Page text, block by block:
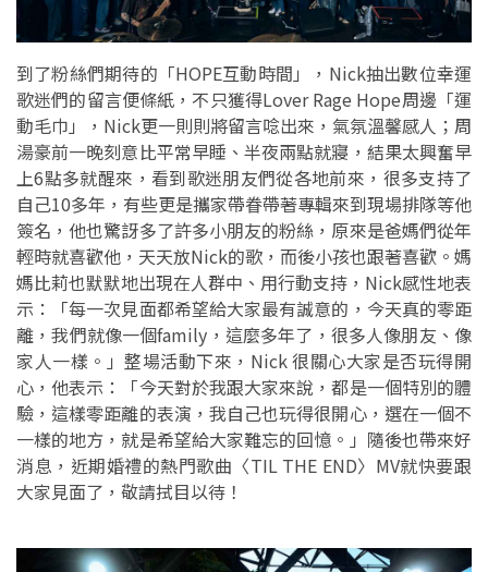
到了粉絲們期待的「HOPE互動時間」，Nick抽出數位幸運
歌迷們的留言便條紙，不只獲得Lover Rage Hope周邊「運
動毛巾」，Nick更一則則將留言唸出來，氣氛溫馨感人；周
湯豪前一晚刻意比平常早睡、半夜兩點就寢，結果太興奮早
上6點多就醒來，看到歌迷朋友們從各地前來，很多支持了
自己10多年，有些更是攜家帶眷帶著專輯來到現場排隊等他
簽名，他也驚訝多了許多小朋友的粉絲，原來是爸媽們從年
輕時就喜歡他，天天放Nick的歌，而後小孩也跟著喜歡。媽
媽比莉也默默地出現在人群中、用行動支持，Nick感性地表
示：「每一次見面都希望給大家最有誠意的，今天真的零距
離，我們就像一個family，這麼多年了，很多人像朋友、像
家人一樣。」整場活動下來，Nick 很關心大家是否玩得開
心，他表示：「今天對於我跟大家來說，都是一個特別的體
驗，這樣零距離的表演，我自己也玩得很開心，選在一個不
一樣的地方，就是希望給大家難忘的回憶。」隨後也帶來好
消息，近期婚禮的熱門歌曲〈TIL THE END〉MV就快要跟
大家見面了，敬請拭目以待！